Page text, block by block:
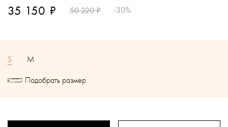
35 150 ₽ 50 220₽ -30%
S
M
Подобрать размер